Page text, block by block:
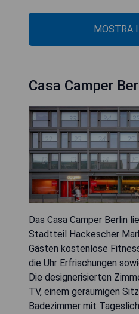
MOSTRA
Casa Camper
Das Casa Camper Berlin
Stadtteil Hackescher
Gästen kostenlose
die Uhr Erfrischungen
Die designerisierten
TV, einem geräumigen
Badezimmer mit